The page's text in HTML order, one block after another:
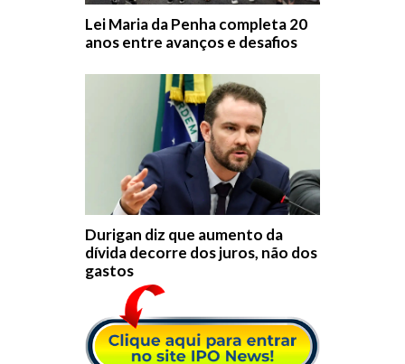
Lei Maria da Penha completa 20
anos entre avanços e desafios
Durigan diz que aumento da
dívida decorre dos juros, não dos
gastos